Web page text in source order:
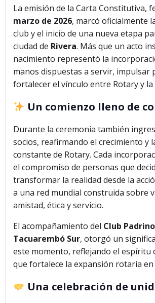
La emisión de la Carta Constitutiva,
marzo de 2026, marcó oficialmente
club y el inicio de una nueva etapa
ciudad de Rivera. Más que un acto
nacimiento representó la
manos dispuestas a servir, impulsar
fortalecer el vínculo entre Rotary y la
Un comienzo lleno de
Durante la ceremonia también
socios, reafirmando el crecimiento y
constante de Rotary. Cada
el compromiso de personas que
transformar la realidad desde la
a una red mundial construida sobre
amistad, ética y servicio.
El acompañamiento del Club
Tacuarembó Sur, otorgó un
este momento, reflejando el espíritu
que fortalece la expansión rotaria
Una celebración de